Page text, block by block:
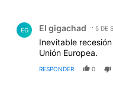
EG El gigachad 5 DE
Inevitable
Unión Europea.
RESPONDER 0